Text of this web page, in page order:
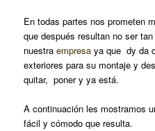
En todas partes nos prometen
que después resultan no ser
nuestraempresa ya que dy da
exteriores para su montaje y
quitar, poner y ya está.
A continuación les mostramos
fácil y cómodo que resulta.